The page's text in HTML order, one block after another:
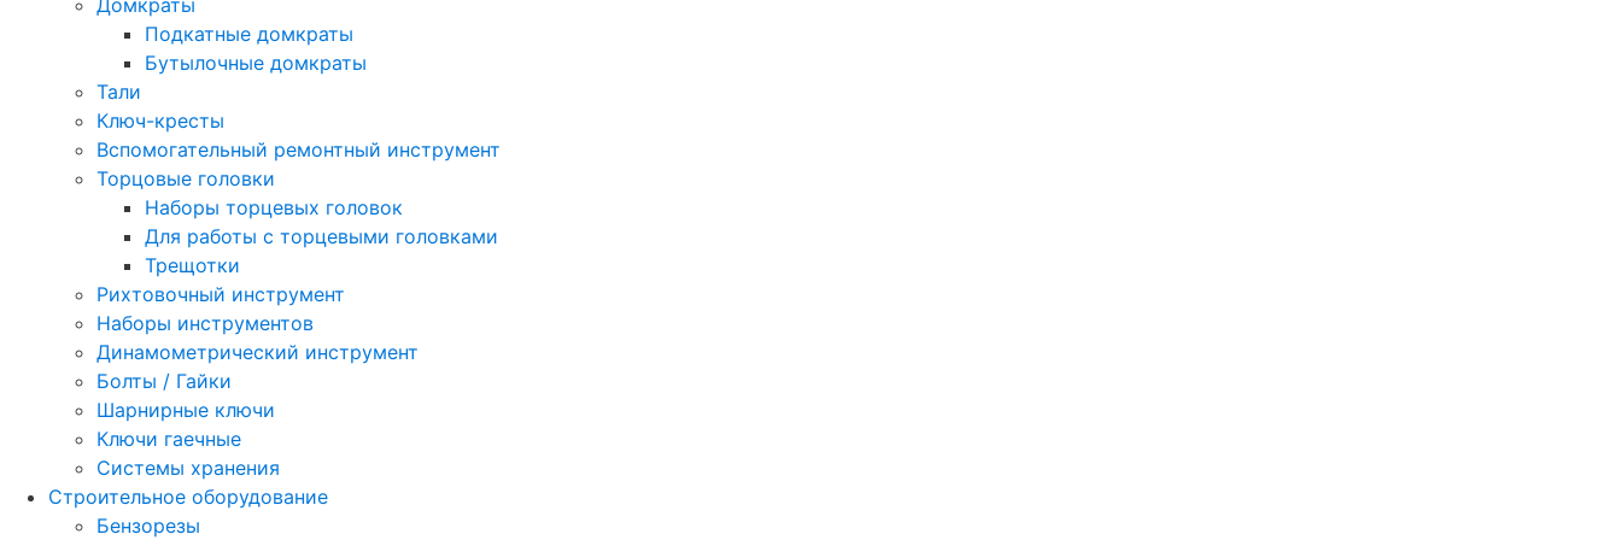
Домкраты
Подкатные домкраты
Бутылочные домкраты
Тали
Ключ-кресты
Вспомогательный ремонтный инструмент
Торцовые головки
Наборы торцевых головок
Для работы с торцевыми головками
Трещотки
Рихтовочный инструмент
Наборы инструментов
Динамометрический инструмент
Болты / Гайки
Шарнирные ключи
Ключи гаечные
Системы хранения
Строительное оборудование
Бензорезы